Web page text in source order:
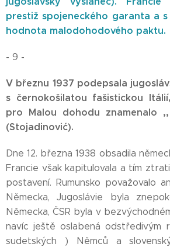
prestiž spojeneckého garanta a
hodnota malodohodového paktu.
- 9 -
V březnu 1937 podepsala
s černokošilatou fašistickou
pro Malou dohodu znamenalo ,,
(Stojadinović).
Dne 12. března 1938 obsadila
Francie však kapitulovala a tím
postavení. Rumunsko považovalo
Německa, Jugoslávie byla
Německa, ČSR byla v
navíc ještě oslabená odstředivým
sudetských ) Němců a